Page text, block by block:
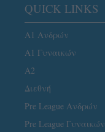
QUICK LINKS
Α1 Ανδρών
Α1 Γυναικών
A2
Διεθνή
Pre League Ανδρών
Pre League Γυναικών